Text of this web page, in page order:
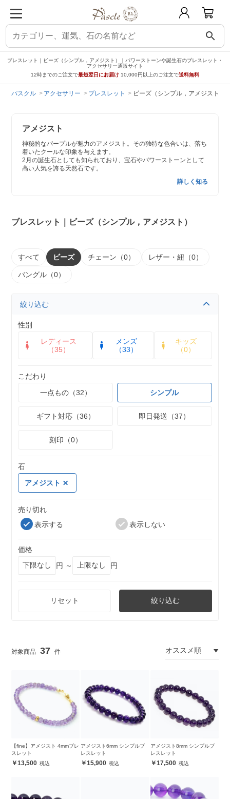
search
ブレスレット｜ビーズ（シンプル，アメジスト）｜パワーストーンや誕生石のブレスレット・
アクセサリー通販サイト
12時までのご注文で最短翌日にお届け 10,000円以上のご注文で送料無料
パスクル アクセサリー ブレスレット ビーズ（シンプル，アメジスト）
アメジスト
神秘的なパープルが魅力のアメジスト。その独特な色合いは、落ち
着いたクールな印象を与えます。
2月の誕生石としても知られており、宝石やパワーストーンとして
高い人気を誇る天然石です。
詳しく知る
ブレスレット｜ビーズ（シンプル，アメジスト）
すべて ビーズ チェーン（0） レザー・紐（0）
バングル（0）
絞り込む
性別
レディース
（35）
メンズ
（33）
キッズ
（0）
こだわり
一点もの（32）
シンプル
ギフト対応（36） 即日発送（37）
刻印（0）
石
アメジスト
売り切れ
表示する
表示しない
価格
円 ～
円
リセット 絞り込む
37
【fine】アメジスト 4mmブレ
スレット
13,500
アメジスト6mm シンプルブ
レスレット
15,900
アメジスト8mm シンプルブ
レスレット
17,500